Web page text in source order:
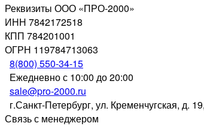
Реквизиты ООО «ПРО-2000»
ИНН 7842172518
КПП 784201001
ОГРН 119784713063
8(800) 550-34-15
Ежедневно с 10:00 до 20:00
sale@pro-2000.ru
г.Санкт-Петербург, ул. Кременчугская, д.
Связь с менеджером